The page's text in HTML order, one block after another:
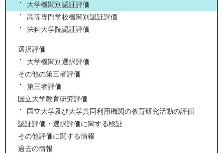
大学機関別認証評価
高等専門学校機関別認証評価
法科大学院認証評価
選択評価
大学機関別選択評価
その他の第三者評価
第三者評価
国立大学教育研究評価
国立大学及び大学共同利用機関の教育研究活動の評価
認証評価・選択評価に関する検証
その他評価に関する情報
過去の情報